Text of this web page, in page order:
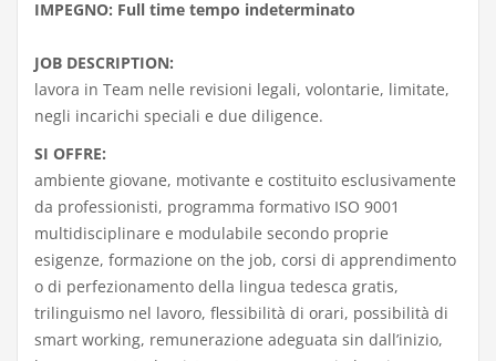
IMPEGNO: Full time tempo indeterminato
JOB DESCRIPTION:
lavora in Team nelle revisioni legali, volontarie, limitate,
negli incarichi speciali e due diligence.
SI OFFRE:
ambiente giovane, motivante e costituito esclusivamente
da professionisti, programma formativo ISO 9001
multidisciplinare e modulabile secondo proprie
esigenze, formazione on the job, corsi di apprendimento
o di perfezionamento della lingua tedesca gratis,
trilinguismo nel lavoro, flessibilità di orari, possibilità di
smart working, remunerazione adeguata sin dall’inizio,